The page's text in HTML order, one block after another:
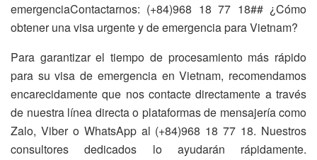
emergenciaContactarnos: (+84)968 18 77 18## ¿Cómo
obtener una visa urgente y de emergencia para Vietnam?
Para garantizar el tiempo de procesamiento más rápido
para su visa de emergencia en Vietnam, recomendamos
encarecidamente que nos contacte directamente a través
de nuestra línea directa o plataformas de mensajería como
Zalo, Viber o WhatsApp al (+84)968 18 77 18. Nuestros
consultores dedicados lo ayudarán rápidamente.